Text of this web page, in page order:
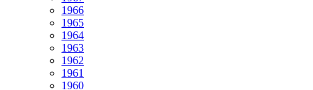
1966
1965
1964
1963
1962
1961
1960